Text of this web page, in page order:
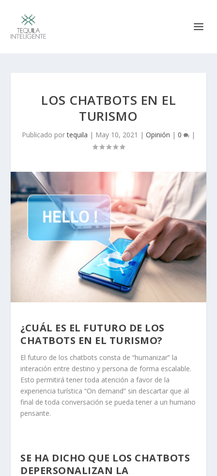
LOS CHATBOTS EN EL
TURISMO
Publicado portequila | May 10, 2021 | Opinión | 0 |
¿CUÁL ES EL FUTURO DE LOS
CHATBOTS EN EL TURISMO?
El futuro de los chatbots consta de “humanizar” la
interación entre destino y persona de forma escalable.
Esto permitirá tener toda atención a favor de la
experiencia turística “On demand” sin descartar que al
final de toda conversación se pueda tener a un humano
pensante.
SE HA DICHO QUE LOS CHATBOTS
DEPERSONALIZAN LA